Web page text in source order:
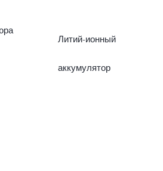
Литий-ионный
аккумулятор